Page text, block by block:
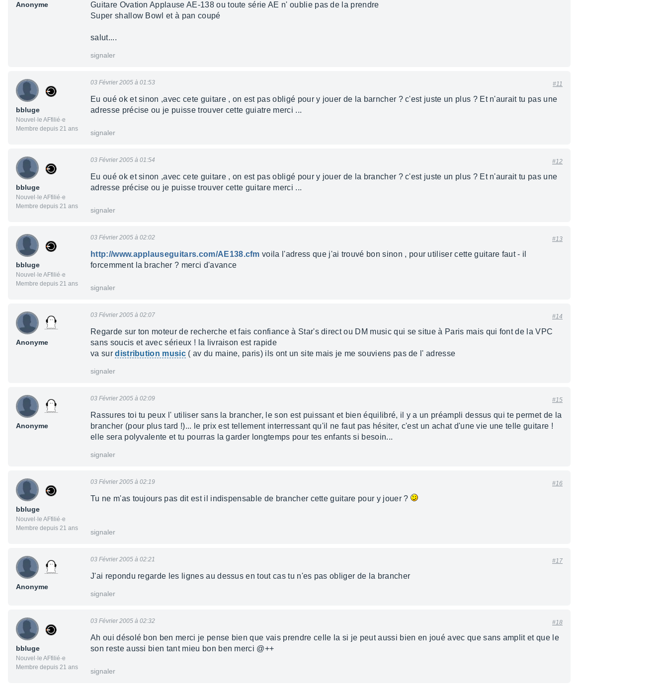
Anonyme
Guitare Ovation Applause AE-138 ou toute série AE n' oublie pas de la prendre
Super shallow Bowl et à pan coupé
salut....
signaler
bbluge
Nouvel·le AFfilié·e
Membre depuis 21 ans
03 Février 2005 à 01:53 #11
Eu oué ok et sinon ,avec cete guitare , on est pas obligé pour y jouer de la barncher ? c'est juste un plus ? Et n'aurait tu pas une
adresse précise ou je puisse trouver cette guiatre merci ...
signaler
bbluge
Nouvel·le AFfilié·e
Membre depuis 21 ans
03 Février 2005 à 01:54 #12
Eu oué ok et sinon ,avec cete guitare , on est pas obligé pour y jouer de la brancher ? c'est juste un plus ? Et n'aurait tu pas une
adresse précise ou je puisse trouver cette guitare merci ...
signaler
bbluge
Nouvel·le AFfilié·e
Membre depuis 21 ans
03 Février 2005 à 02:02 #13
http://www.applauseguitars.com/AE138.cfm voila l'adress que j'ai trouvé bon sinon , pour utiliser cette guitare faut - il
forcemment la bracher ? merci d'avance
signaler
Anonyme
03 Février 2005 à 02:07 #14
Regarde sur ton moteur de recherche et fais confiance à Star's direct ou DM music qui se situe à Paris mais qui font de la VPC
sans soucis et avec sérieux ! la livraison est rapide
va surdistribution music ( av du maine, paris) ils ont un site mais je me souviens pas de l' adresse
signaler
Anonyme
03 Février 2005 à 02:09 #15
Rassures toi tu peux l' utiliser sans la brancher, le son est puissant et bien équilibré, il y a un préampli dessus qui te permet de la
brancher (pour plus tard !)... le prix est tellement interressant qu'il ne faut pas hésiter, c'est un achat d'une vie une telle guitare !
elle sera polyvalente et tu pourras la garder longtemps pour tes enfants si besoin...
signaler
bbluge
Nouvel·le AFfilié·e
Membre depuis 21 ans
03 Février 2005 à 02:19 #16
Tu ne m'as toujours pas dit est il indispensable de brancher cette guitare pour y jouer ?
signaler
Anonyme
03 Février 2005 à 02:21 #17
J'ai repondu regarde les lignes au dessus en tout cas tu n'es pas obliger de la brancher
signaler
bbluge
Nouvel·le AFfilié·e
Membre depuis 21 ans
03 Février 2005 à 02:32 #18
Ah oui désolé bon ben merci je pense bien que vais prendre celle la si je peut aussi bien en joué avec que sans amplit et que le
son reste aussi bien tant mieu bon ben merci @++
signaler